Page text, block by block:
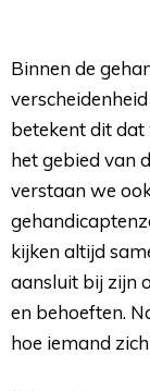
Binnen de
betekent dit dat
het gebied van
verstaan we
kijken altijd
aansluit bij zijn
en behoeften.
hoe iemand